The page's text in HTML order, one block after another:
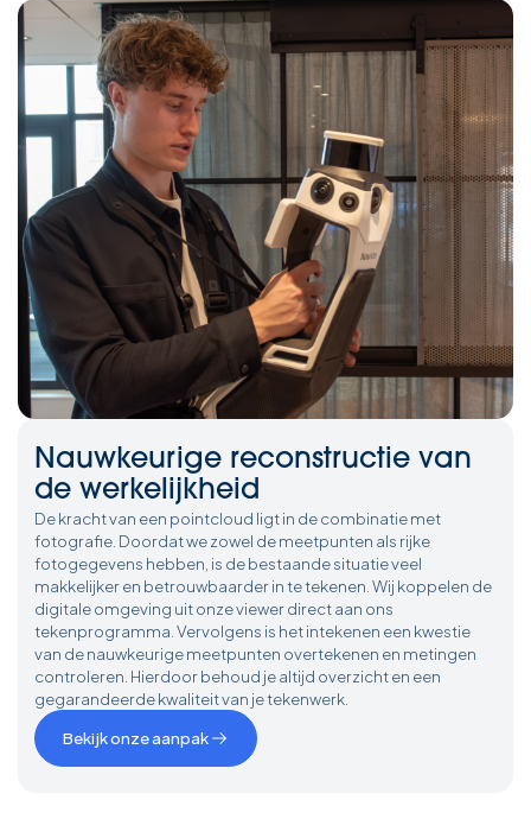
Nauwkeurige reconstructie van
de werkelijkheid
De kracht van een pointcloud ligt in de combinatie met
fotografie. Doordat we zowel de meetpunten als rijke
fotogegevens hebben, is de bestaande situatie veel
makkelijker en betrouwbaarder in te tekenen. Wij koppelen de
digitale omgeving uit onze viewer direct aan ons
tekenprogramma. Vervolgens is het intekenen een kwestie
van de nauwkeurige meetpunten overtekenen en metingen
controleren. Hierdoor behoud je altijd overzicht en een
gegarandeerde kwaliteit van je tekenwerk.
Bekijk onze aanpak